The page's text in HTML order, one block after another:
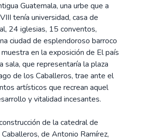
Guatemala, una urbe que a
tenía universidad, casa de
24 iglesias, 15 conventos,
ciudad de esplendoroso barroco
en la exposición de El país
sala, que representaría la plaza
de los Caballeros, trae ante el
artísticos que recrean aquel
y vitalidad incesantes.
de la catedral de
de Antonio Ramírez,